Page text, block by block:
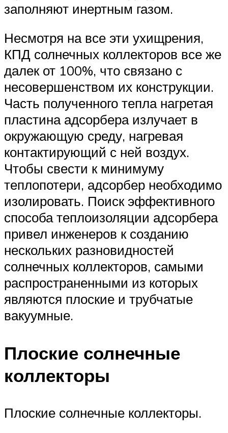
заполняют инертным газом.
Несмотря на все эти ухищрения,
КПД солнечных коллекторов все же
далек от 100%, что связано с
несовершенством их конструкции.
Часть полученного тепла нагретая
пластина адсорбера излучает в
окружающую среду, нагревая
контактирующий с ней воздух.
Чтобы свести к минимуму
теплопотери, адсорбер необходимо
изолировать. Поиск эффективного
способа теплоизоляции адсорбера
привел инженеров к созданию
нескольких разновидностей
солнечных коллекторов, самыми
распространенными из которых
являются плоские и трубчатые
вакуумные.
Плоские солнечные
коллекторы
Плоские солнечные коллекторы.